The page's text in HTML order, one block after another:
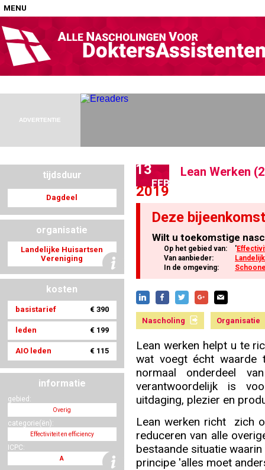
MENU
Home
Nascholingen op locatie (agenda)
Nascholingen online (elearning)
Nascholingen op aanvraag (in-company)
Nascholing aanmelden
Registreren
ADVERTENTIE
tijdsduur
Dagdeel
organisatie
Landelijke Huisartsen
Vereniging
kosten
basistarief € 390
leden € 199
AIO leden € 115
informatie
gebied:
Overig
categorie(ën):
Effectiviteit en efficiency
ICPC:
A
13
FEB
2019
Lean Werken
Deze
Wilt u toekomstige
Op het gebied van: '
Van aanbieder:
In de omgeving:
Nascholing Organisatie
Lean werken helpt u te
wat voegt écht waarde
normaal onderdeel
verantwoordelijk is
uitdaging, plezier en
Lean werken richt zich
reduceren van alle
bestaande situatie
principe 'alles moet